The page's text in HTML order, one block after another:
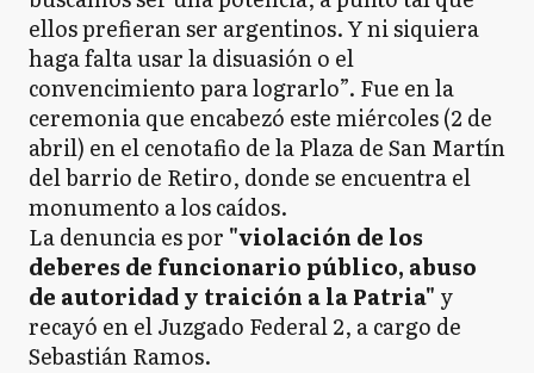
ellos prefieran ser argentinos. Y ni siquiera
haga falta usar la disuasión o el
convencimiento para lograrlo”. Fue en la
ceremonia que encabezó este miércoles (2 de
abril) en el cenotafio de la Plaza de San Martín
del barrio de Retiro, donde se encuentra el
monumento a los caídos.
La denuncia es por "violación de los
deberes de funcionario público, abuso
de autoridad y traición a la Patria" y
recayó en el Juzgado Federal 2, a cargo de
Sebastián Ramos.